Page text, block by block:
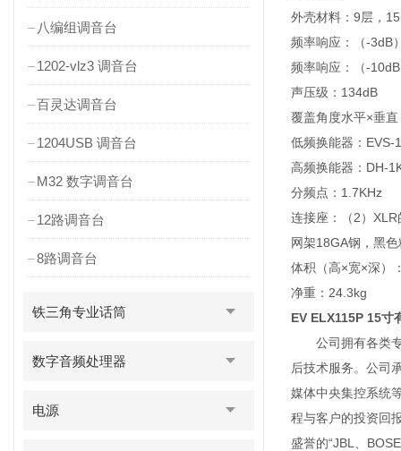
八编组调音台
1202-vlz3 调音台
百灵达调音台
1204USB 调音台
M32 数字调音台
12路调音台
8路调音台
铁三角专业话筒
数字音频处理器
电源
外壳材料：9层，
频率响应：（-3dB
频率响应：（-
声压级：134dB
覆盖角度水平×垂
低频换能器：EVS-
高频换能器：DH-
分频点：1.7KHz
连接座：（2）
网架18GA钢，黑
体积（高×宽×深）
净重：24.3kg
EV ELX115P 15寸
公司拥有各类专
后技术服务。公司
媒体中央集控系统
程与客户的投资回
盛誉的“JBL、